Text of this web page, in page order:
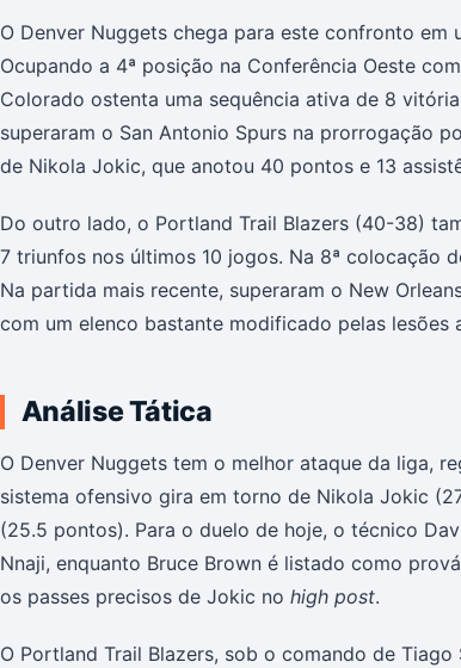
O Denver Nuggets chega para este confronto
Ocupando a 4ª posição na Conferência Oeste
Colorado ostenta uma sequência ativa de 8
superaram o San Antonio Spurs na prorrogação
de Nikola Jokic, que anotou 40 pontos e 13
Do outro lado, o Portland Trail Blazers (40-38)
7 triunfos nos últimos 10 jogos. Na 8ª colocação
Na partida mais recente, superaram o New
com um elenco bastante modificado pelas lesões
Análise Tática
O Denver Nuggets tem o melhor ataque da liga,
sistema ofensivo gira em torno de Nikola Jokic
(25.5 pontos). Para o duelo de hoje, o técnico
Nnaji, enquanto Bruce Brown é listado como
os passes precisos de Jokic no high post.
O Portland Trail Blazers, sob o comando de